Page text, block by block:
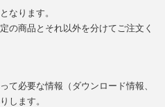
なります。
の商品とそれ以外を分けてご注文く
て必要な情報（ダウンロード情報、
します。